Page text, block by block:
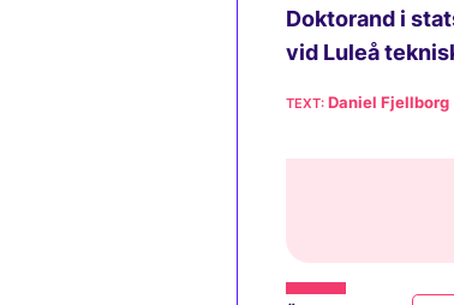
Doktorand i
vid Luleå
Daniel Fjellborg